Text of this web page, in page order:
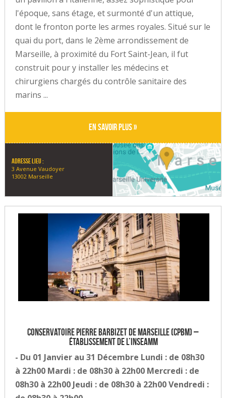
l'époque, sans étage, et surmonté d'un attique,
dont le fronton porte les armes royales. Situé sur le
quai du port, dans le 2ème arrondissement de
Marseille, à proximité du Fort Saint-Jean, il fut
construit pour y installer les médecins et
chirurgiens chargés du contrôle sanitaire des
marins ...
En savoir plus »
Adresse lieu :
3 Avenue Vaudoyer
13002 Marseille
Conservatoire Pierre Barbizet de Marseille (CPBM) –
établissement de l’INSEAMM
- Du 01 Janvier au 31 Décembre Lundi : de 08h30
à 22h00 Mardi : de 08h30 à 22h00 Mercredi : de
08h30 à 22h00 Jeudi : de 08h30 à 22h00 Vendredi :